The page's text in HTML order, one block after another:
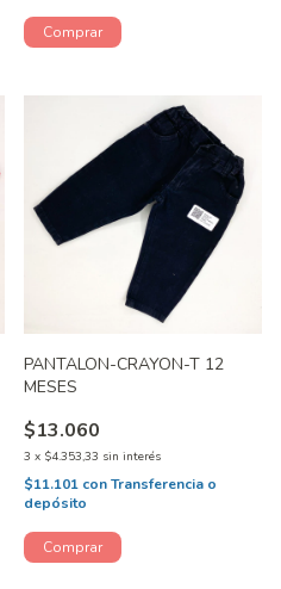
PANTALON-CRAYON-T 12
MESES
$13.060
3 x $4.353,33 sin interés
$11.101 conTransferencia o
depósito